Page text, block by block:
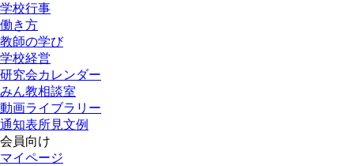
学校行事
働き方
教師の学び
学校経営
研究会カレンダー
みん教相談室
動画ライブラリー
通知表所見文例
会員向け
マイページ